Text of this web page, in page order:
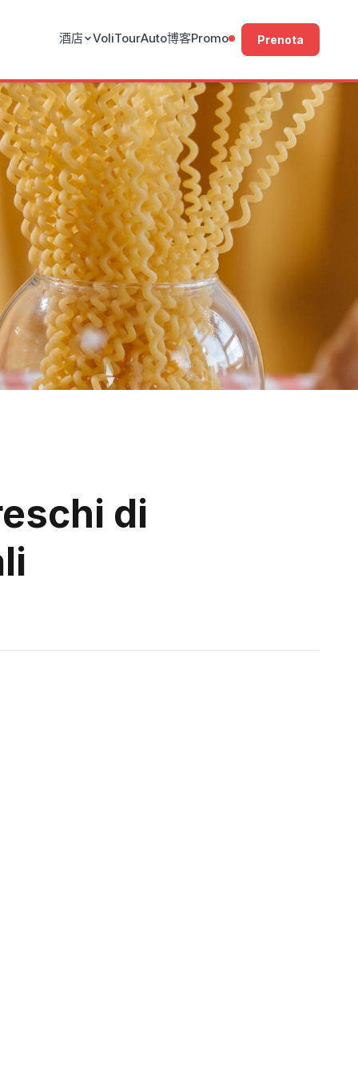
酒店 VoliTourAuto博客Promo Prenota
di